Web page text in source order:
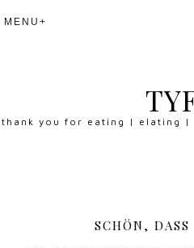
thank you for eating | elating |
SCHÖN,